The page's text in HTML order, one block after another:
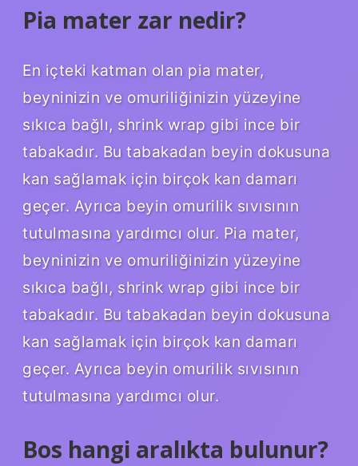
Pia mater zar nedir?
En içteki katman olan pia mater,
beyninizin ve omuriliğinizin yüzeyine
sıkıca bağlı, shrink wrap gibi ince bir
tabakadır. Bu tabakadan beyin dokusuna
kan sağlamak için birçok kan damarı
geçer. Ayrıca beyin omurilik sıvısının
tutulmasına yardımcı olur. Pia mater,
beyninizin ve omuriliğinizin yüzeyine
sıkıca bağlı, shrink wrap gibi ince bir
tabakadır. Bu tabakadan beyin dokusuna
kan sağlamak için birçok kan damarı
geçer. Ayrıca beyin omurilik sıvısının
tutulmasına yardımcı olur.
Bos hangi aralıkta bulunur?